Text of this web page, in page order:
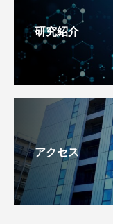
研究紹介
アクセス